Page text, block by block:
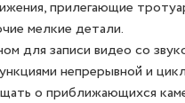
прилегающие
мелкие детали.
для записи видео со
непрерывной и
о приближающихся